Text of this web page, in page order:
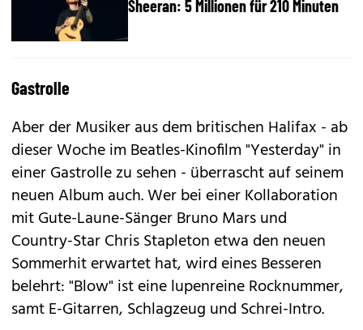
Sheeran: 5 Millionen für 210 Minuten
Gastrolle
Aber der Musiker aus dem britischen Halifax - ab
dieser Woche im Beatles-Kinofilm "Yesterday" in
einer Gastrolle zu sehen - überrascht auf seinem
neuen Album auch. Wer bei einer Kollaboration
mit Gute-Laune-Sänger Bruno Mars und
Country-Star Chris Stapleton etwa den neuen
Sommerhit erwartet hat, wird eines Besseren
belehrt: "Blow" ist eine lupenreine Rocknummer,
samt E-Gitarren, Schlagzeug und Schrei-Intro.